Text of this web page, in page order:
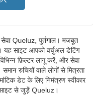
Queluz, पुर्तगाल। मजबूत
यह साइट आपको वर्चुअल डेटिंग
फ़िल्टर लागू करें, और सेवा
रुचियों वाले लोगों से मित्रता
डेट के लिए निमंत्रण स्वीकार
साइट से जुड़ें Queluz।